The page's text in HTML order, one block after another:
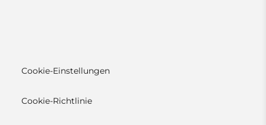
Cookie-Einstellungen
Cookie-Richtlinie